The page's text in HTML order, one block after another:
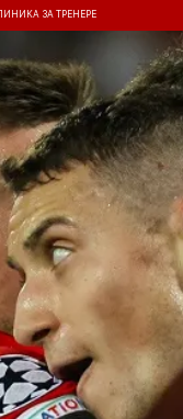
ЗА ТРЕНЕРЕ